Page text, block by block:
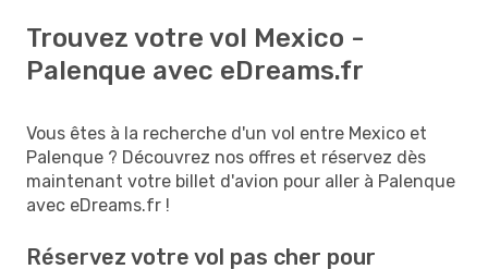
Trouvez votre vol Mexico -
Palenque avec eDreams.fr
Vous êtes à la recherche d'un vol entre Mexico et
Palenque ? Découvrez nos offres et réservez dès
maintenant votre billet d'avion pour aller à Palenque
avec eDreams.fr !
Réservez votre vol pas cher pour